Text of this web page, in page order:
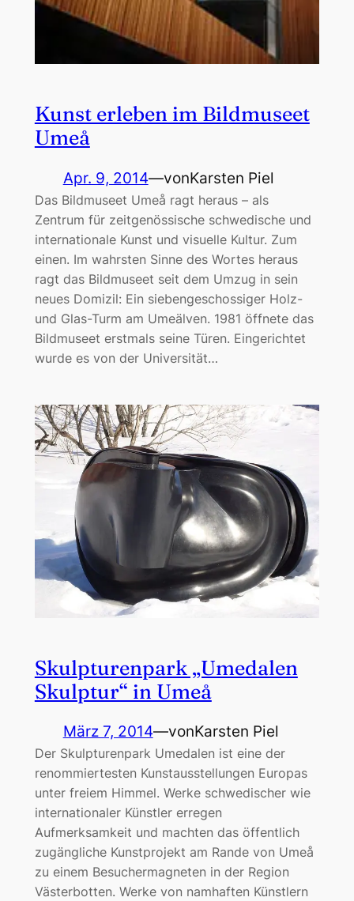
Kunst erleben im Bildmuseet
Umeå
Apr. 9, 2014—vonKarsten Piel
Das Bildmuseet Umeå ragt heraus – als
Zentrum für zeitgenössische schwedische und
internationale Kunst und visuelle Kultur. Zum
einen. Im wahrsten Sinne des Wortes heraus
ragt das Bildmuseet seit dem Umzug in sein
neues Domizil: Ein siebengeschossiger Holz-
und Glas-Turm am Umeälven. 1981 öffnete das
Bildmuseet erstmals seine Türen. Eingerichtet
wurde es von der Universität…
Skulpturenpark „Umedalen
Skulptur“ in Umeå
März 7, 2014—vonKarsten Piel
Der Skulpturenpark Umedalen ist eine der
renommiertesten Kunstausstellungen Europas
unter freiem Himmel. Werke schwedischer wie
internationaler Künstler erregen
Aufmerksamkeit und machten das öffentlich
zugängliche Kunstprojekt am Rande von Umeå
zu einem Besuchermagneten in der Region
Västerbotten. Werke von namhaften Künstlern